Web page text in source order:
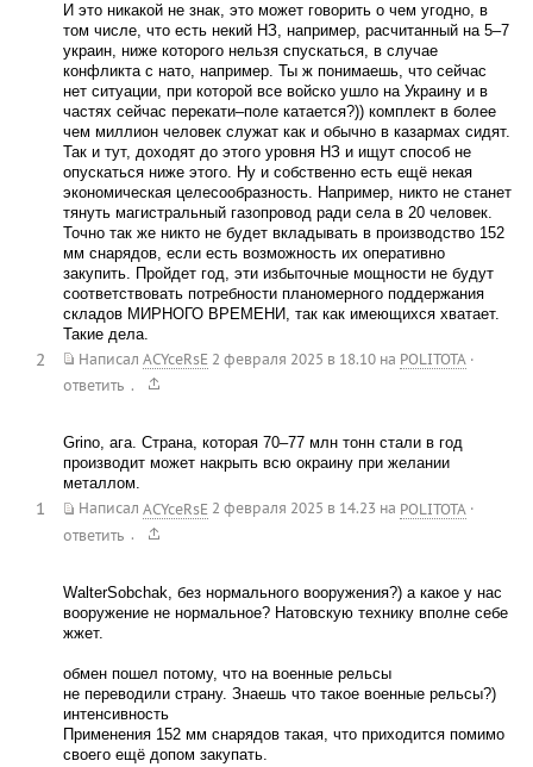
И это никакой не знак, это может говорить о чем угодно, в
том числе, что есть некий НЗ, например, расчитанный на 5–7
украин, ниже которого нельзя спускаться, в случае
конфликта с нато, например. Ты ж понимаешь, что сейчас
нет ситуации, при которой все войско ушло на Украину и в
частях сейчас перекати–поле катается?)) комплект в более
чем миллион человек служат как и обычно в казармах сидят.
Так и тут, доходят до этого уровня НЗ и ищут способ не
опускаться ниже этого. Ну и собственно есть ещё некая
экономическая целесообразность. Например, никто не станет
тянуть магистральный газопровод ради села в 20 человек.
Точно так же никто не будет вкладывать в производство 152
мм снарядов, если есть возможность их оперативно
закупить. Пройдет год, эти избыточные мощности не будут
соответствовать потребности планомерного поддержания
складов МИРНОГО ВРЕМЕНИ, так как имеющихся хватает.
Такие дела.
Написал ACYceRsE 2 февраля 2025 в 18.10на POLITOTA ·
ответить .
2
Grino, ага. Страна, которая 70–77 млн тонн стали в год
производит может накрыть всю окраину при желании
металлом.
Написал ACYceRsE 2 февраля 2025 в 14.23 на POLITOTA ·
ответить .
1
WalterSobchak, без нормального вооружения?) а какое у нас
вооружение не нормальное? Натовскую технику вполне себе
жжет.
обмен пошел потому, что на военные рельсы
не переводили страну. Знаешь что такое военные рельсы?)
интенсивность
Применения 152 мм снарядов такая, что приходится помимо
своего ещё допом закупать.